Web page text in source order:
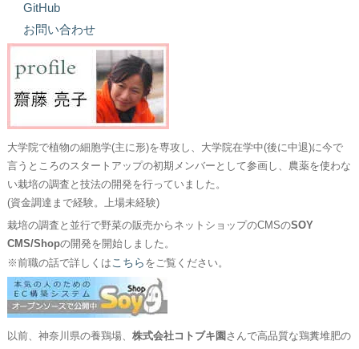
GitHub
お問い合わせ
大学院で植物の細胞学(主に形)を専攻し、大学院在学中(後に中退)に今で
言うところのスタートアップの初期メンバーとして参画し、農薬を使わな
い栽培の調査と技法の開発を行っていました。
(資金調達まで経験。上場未経験)
栽培の調査と並行で野菜の販売からネットショップのCMSのSOY
CMS/Shopの開発を開始しました。
※前職の話で詳しくはこちら をご覧ください。
以前、神奈川県の養鶏場、 株式会社コトブキ園 さんで高品質な鶏糞堆肥の